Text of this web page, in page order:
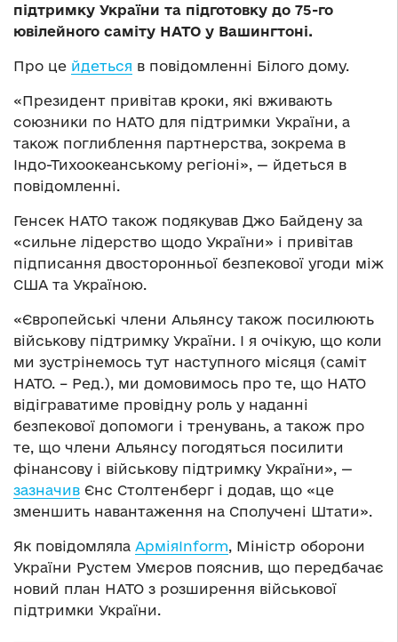
підтримку України та підготовку до 75-го
ювілейного саміту НАТО у Вашингтоні.
Про це йдеться в повідомленні Білого дому.
«Президент привітав кроки, які вживають
союзники по НАТО для підтримки України, а
також поглиблення партнерства, зокрема в
Індо-Тихоокеанському регіоні», — йдеться в
повідомленні.
Генсек НАТО також подякував Джо Байдену за
«сильне лідерство щодо України» і привітав
підписання двосторонньої безпекової угоди між
США та Україною.
«Європейські члени Альянсу також посилюють
військову підтримку України. І я очікую, що коли
ми зустрінемось тут наступного місяця (саміт
НАТО. – Ред.), ми домовимось про те, що НАТО
відіграватиме провідну роль у наданні
безпекової допомоги і тренувань, а також про
те, що члени Альянсу погодяться посилити
фінансову і військову підтримку України», —
зазначив Єнс Столтенберг і додав, що «це
зменшить навантаження на Сполучені Штати».
Як повідомляла АрміяInform, Міністр оборони
України Рустем Умєров пояснив, що передбачає
новий план НАТО з розширення військової
підтримки України.